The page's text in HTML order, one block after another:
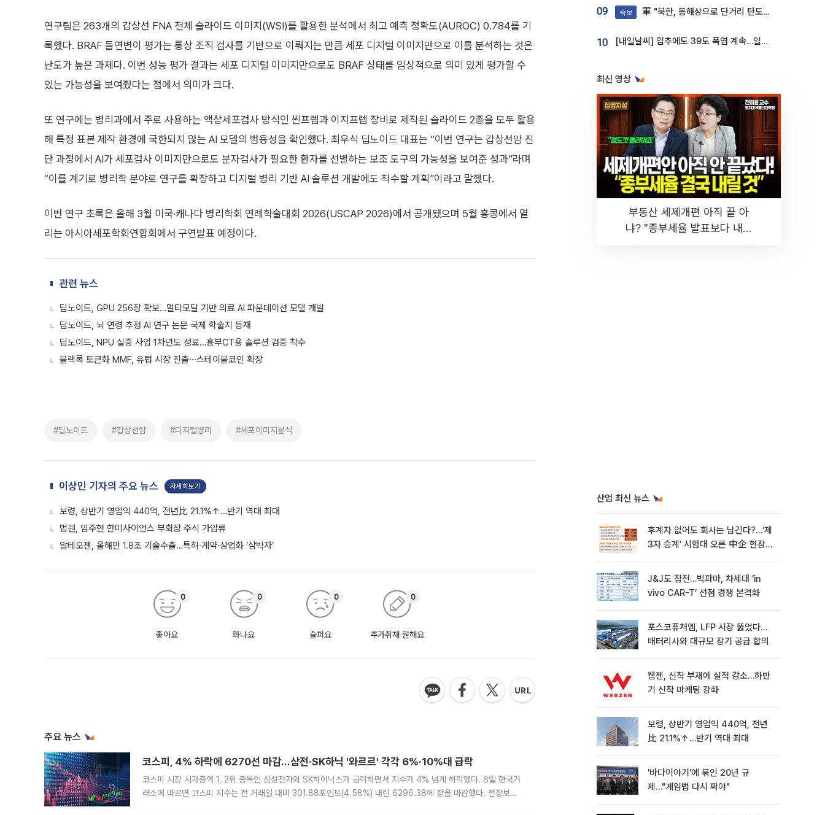
연구팀은 263개의 갑상선 FNA 전체 슬라이드 이미지(WSI)를 활용한 분석에서 최고 예측 정확도(AUROC) 0.784를 기
록했다. BRAF 돌연변이 평가는 통상 조직 검사를 기반으로 이뤄지는 만큼 세포 디지털 이미지만으로 이를 분석하는 것은
난도가 높은 과제다. 이번 성능 평가 결과는 세포 디지털 이미지만으로도 BRAF 상태를 임상적으로 의미 있게 평가할 수
있는 가능성을 보여줬다는 점에서 의미가 크다.
또 연구에는 병리과에서 주로 사용하는 액상세포검사 방식인 씬프렙과 이지프렙 장비로 제작된 슬라이드 2종을 모두 활용
해 특정 표본 제작 환경에 국한되지 않는 AI 모델의 범용성을 확인했다. 최우식 딥노이드 대표는 “이번 연구는 갑상선암 진
단 과정에서 AI가 세포검사 이미지만으로도 분자검사가 필요한 환자를 선별하는 보조 도구의 가능성을 보여준 성과”라며
“이를 계기로 병리학 분야로 연구를 확장하고 디지털 병리 기반 AI 솔루션 개발에도 착수할 계획”이라고 말했다.
이번 연구 초록은 올해 3월 미국·캐나다 병리학회 연례학술대회 2026(USCAP 2026)에서 공개됐으며 5월 홍콩에서 열
리는 아시아세포학회연합회에서 구연발표 예정이다.
관련 뉴스
딥노이드, GPU 256장 확보…멀티모달 기반 의료 AI 파운데이션 모델 개발
딥노이드, 뇌 연령 추정 AI 연구 논문 국제 학술지 등재
딥노이드, NPU 실증 사업 1차년도 성료…흉부CT용 솔루션 검증 착수
블랙록 토큰화 MMF, 유럽 시장 진출∙∙∙스테이블코인 확장
#딥노이드 #갑상선암 #디지털병리 #세포이미지분석
이상민 기자의 주요 뉴스 자세히보기
보령, 상반기 영업익 440억, 전년比 21.1%↑…반기 역대 최대
법원, 임주현 한미사이언스 부회장 주식 가압류
알테오젠, 올해만 1.8조 기술수출…특허·계약·상업화 ‘삼박자’
좋아요
0
화나요
0
슬퍼요
0
추가취재 원해요
0
주요 뉴스
코스피, 4% 하락에 6270선 마감…삼전·SK하닉 '와르르' 각각 6%·10%대 급락
코스피 시장 시가총액 1, 2위 종목인 삼성전자와 SK하이닉스가 급락하면서 지수가 4% 넘게 하락했다. 6일 한국거
래소에 따르면 코스피 지수는 전 거래일 대비 301.88포인트(4.58%) 내린 6296.38에 장을 마감했다. 전장보다
09 속보 軍 "북한, 동해상으로 단거리 탄도미사일 발사"
10 [내일날씨] 입추에도 39도 폭염 계속…일부 지역 소나기
최신 영상
부동산 세제개편 아직 끝 아
냐? "종부세율 발표보다 내릴
산업 최신 뉴스
후계자 없어도 회사는 남긴다?…‘제
3자 승계’ 시험대 오른 中企 현장
J&J도 참전…빅파마, 차세대 ‘in
vivo CAR-T’ 선점 경쟁 본격화
포스코퓨처엠, LFP 시장 뚫었다…
배터리사와 대규모 장기 공급 합의
웹젠, 신작 부재에 실적 감소…하반
기 신작 마케팅 강화
보령, 상반기 영업익 440억, 전년
比 21.1%↑…반기 역대 최대
'바다이야기'에 묶인 20년 규
제…"게임법 다시 짜야"